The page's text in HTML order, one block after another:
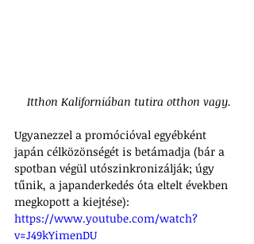
Itthon Kaliforniában tutira otthon vagy.
Ugyanezzel a promócióval egyébként
japán célközönségét is betámadja (bár a
spotban végül utószinkronizálják; úgy
tűnik, a japanderkedés óta eltelt években
megkopott a kiejtése):
https://www.youtube.com/watch?
v=J49kYimenDU